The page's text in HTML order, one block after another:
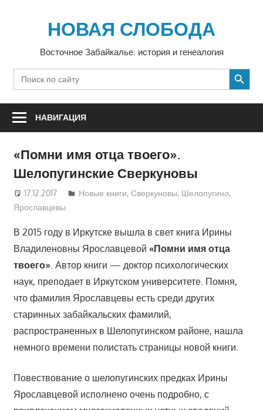
содержимомуНОВАЯ СЛОБОДА
Восточное Забайкалье: история и генеалогия
Search
for:
SEARCH BUTTON
НАВИГАЦИЯ
«Помни имя отца твоего».
Шелопугинские Сверкуновы
17.12.2017 luzgina
Новые книги,Сверкуновы, Шелопугино,
Ярославцевы
В 2015 году в Иркутске вышла в свет книга Ирины
Владиленовны Ярославцевой «Помни имя отца
твоего». Автор книги — доктор психологических
наук, преподает в Иркутском университете. Помня,
что фамилия Ярославцевы есть среди других
старинных забайкальских фамилий,
распространенных в Шелопугинском районе, нашла
немного времени полистать страницы новой книги.
Повествование о шелопугинских предках Ирины
Ярославцевой исполнено очень подробно, с